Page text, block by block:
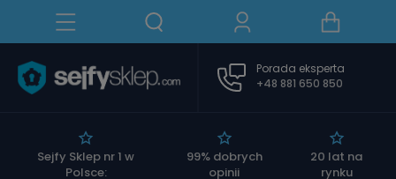
Sejfy Sklep nr 1 w
Polsce:
99% dobrych
opinii
20 lat na
rynku
Porada eksperta
+48 881 650 850